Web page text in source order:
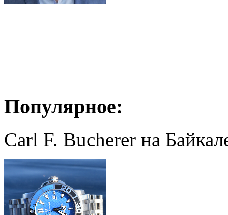
Популярное:
Carl F. Bucherer на